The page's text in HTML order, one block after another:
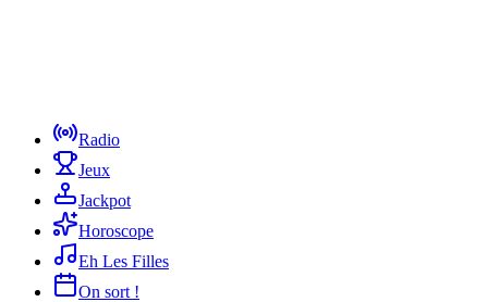
Radio
Jeux
Jackpot
Horoscope
Eh Les Filles
On sort !